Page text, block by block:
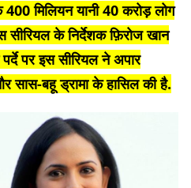
मिलियन यानी 40 करोड़ लोग
के निर्देशक फ़िरोज खान
पर इस सीरियल ने अपार
सास-बहू ड्रामा के हासिल की है.